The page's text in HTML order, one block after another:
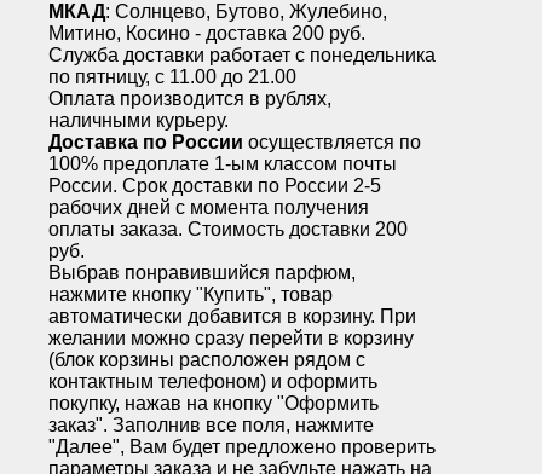
МКАД: Солнцево, Бутово, Жулебино,
Митино, Косино - доставка 200 руб.
Служба доставки работает с понедельника
по пятницу, с 11.00 до 21.00
Оплата производится в рублях,
наличными курьеру.
Доставка по России осуществляется по
100% предоплате 1-ым классом почты
России. Срок доставки по России 2-5
рабочих дней с момента получения
оплаты заказа. Стоимость доставки 200
руб.
Выбрав понравившийся парфюм,
нажмите кнопку "Купить", товар
автоматически добавится в корзину. При
желании можно сразу перейти в корзину
(блок корзины расположен рядом с
контактным телефоном) и оформить
покупку, нажав на кнопку "Оформить
заказ". Заполнив все поля, нажмите
"Далее", Вам будет предложено проверить
параметры заказа и не забудьте нажать на